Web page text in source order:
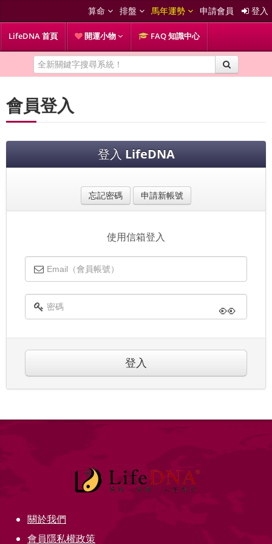
算命 排盤 馬年運勢 申請會員 登入
LifeDNA 首頁 開運小物 FAQ 知識中心
會員登入
登入 LifeDNA
忘記密碼 申請新帳號
使用信箱登入
👀
登入
關於我們
會員隱私權政策